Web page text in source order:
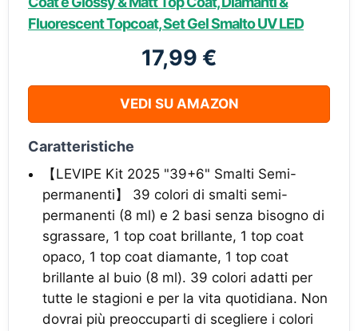
Fluorescent Topcoat, Set Gel Smalto UV LED
17,99 €
VEDI SU AMAZON
Caratteristiche
【LEVIPE Kit 2025 "39+6" Smalti Semi-
permanenti】 39 colori di smalti semi-
permanenti (8 ml) e 2 basi senza bisogno di
sgrassare, 1 top coat brillante, 1 top coat
opaco, 1 top coat diamante, 1 top coat
brillante al buio (8 ml). 39 colori adatti per
tutte le stagioni e per la vita quotidiana. Non
dovrai più preoccuparti di scegliere i colori